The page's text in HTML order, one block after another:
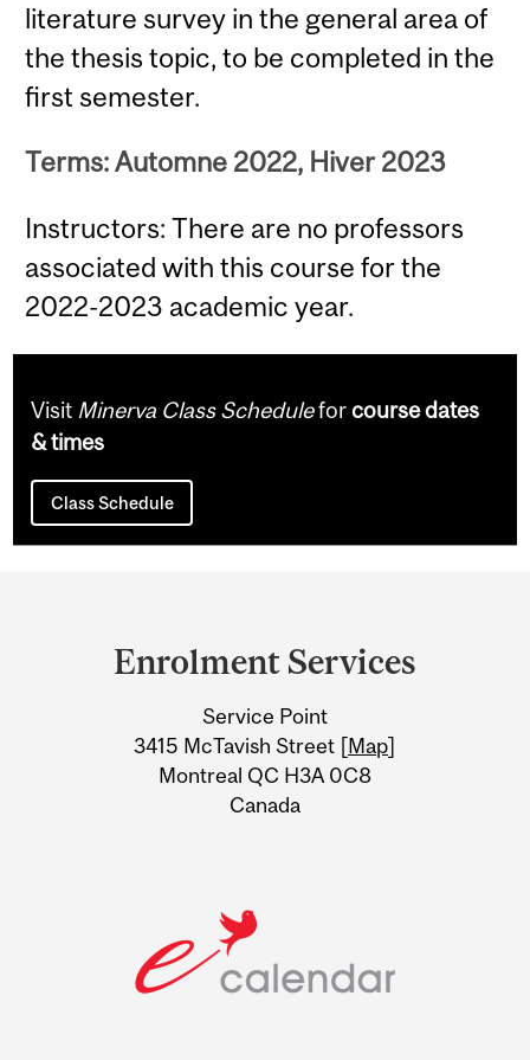
literature survey in the general area of
the thesis topic, to be completed in the
first semester.
Terms: Automne 2022, Hiver 2023
Instructors: There are no professors
associated with this course for the
2022-2023 academic year.
Visit Minerva Class Scheduleforcourse dates
& times
Class Schedule
Information
Enrolment Services
Service Point
3415 McTavish Street [Map]
Montreal QC H3A 0C8
Canada